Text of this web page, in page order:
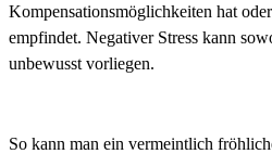
Kompensationsmöglichkeiten hat
empfindet. Negativer Stress kann
unbewusst vorliegen.
So kann man ein vermeintlich